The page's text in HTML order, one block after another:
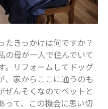
たきっかけは何ですか？
の母が一人で住んでいて
。リフォームしてドッグ
、家からここに通うのも
ぜんそくなのでペットと
って、この機会に思い切